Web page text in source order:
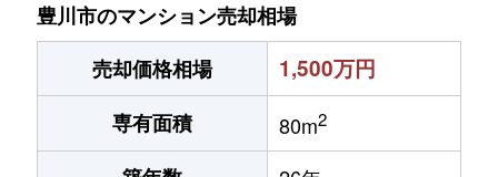
豊川市のマンション売却相場
売却価格相場
1,500万円
専有面積 80m2